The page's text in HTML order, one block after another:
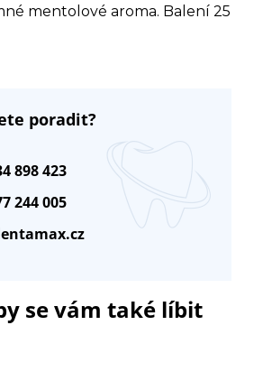
mentolové aroma. Balení 25
poradit?
244 005
898 423
se vám také líbit